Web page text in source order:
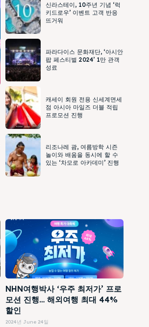
신라스테이, 10주년 기념 ‘럭
키드로우’ 이벤트 고객 반응
뜨거워
파라다이스 문화재단, ‘아시안
팝 페스티벌 2024’ 1만 관객
성료
캐세이 회원 전용 신세계면세
점 아시아 마일즈 더블 적립
프로모션 진행
리조나레 괌, 여름방학 시즌
놀이와 배움을 동시에 할 수
있는 ‘차모로 아카데미’ 진행
NHN여행박사 ‘우주 최저가’ 프로
모션 진행… 해외여행 최대 44%
할인
2024년 June 24일